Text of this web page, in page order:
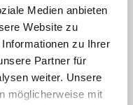
Medien anbieten
Website zu
zu Ihrer
Partner für
weiter. Unsere
möglicherweise mit
Matthis Krischel